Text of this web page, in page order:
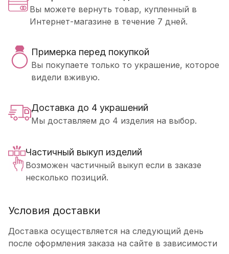
Вы можете вернуть товар, купленный в
Интернет-магазине в течение 7 дней.
Примерка перед покупкой
Вы покупаете только то украшение, которое
видели вживую.
Доставка до 4 украшений
Мы доставляем до 4 изделия на выбор.
Частичный выкуп изделий
Возможен частичный выкуп если в заказе
несколько позиций.
Условия доставки
Доставка осуществляется на следующий день
после оформления заказа на сайте в зависимости